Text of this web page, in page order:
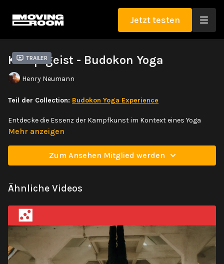
Jetzt testen
Trailer
Kampfgeist - Budokon Yoga
Henry Neumann
Teil der Collection: Budokon Yoga Experience
Entdecke die Essenz der Kampfkunst im Kontext eines Yoga
Flows. Es erwarten dich neuartige Varianten der klassischen
in deinen Standhaltungen auf.
Mehr anzeigen
Zum Ansehen Mitglied werden
Ähnliche Videos